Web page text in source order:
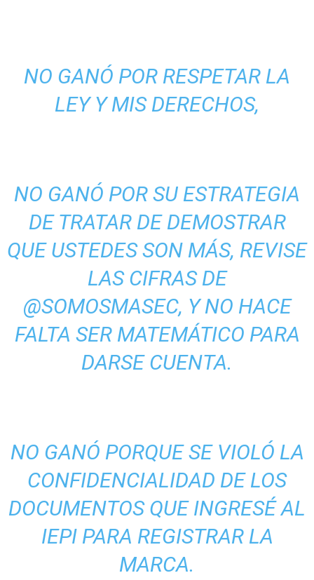
NO GANÓ POR RESPETAR LA
LEY Y MIS DERECHOS,
NO GANÓ POR SU ESTRATEGIA
DE TRATAR DE DEMOSTRAR
QUE USTEDES SON MÁS, REVISE
LAS CIFRAS DE
@SOMOSMASEC, Y NO HACE
FALTA SER MATEMÁTICO PARA
DARSE CUENTA.
NO GANÓ PORQUE SE VIOLÓ LA
CONFIDENCIALIDAD DE LOS
DOCUMENTOS QUE INGRESÉ AL
IEPI PARA REGISTRAR LA
MARCA.